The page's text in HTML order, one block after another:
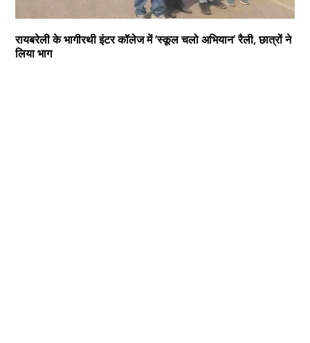
रायबरेली के भागीरथी इंटर कॉलेज में ‘स्कूल चलो अभियान’ रैली, छात्रों ने
लिया भाग